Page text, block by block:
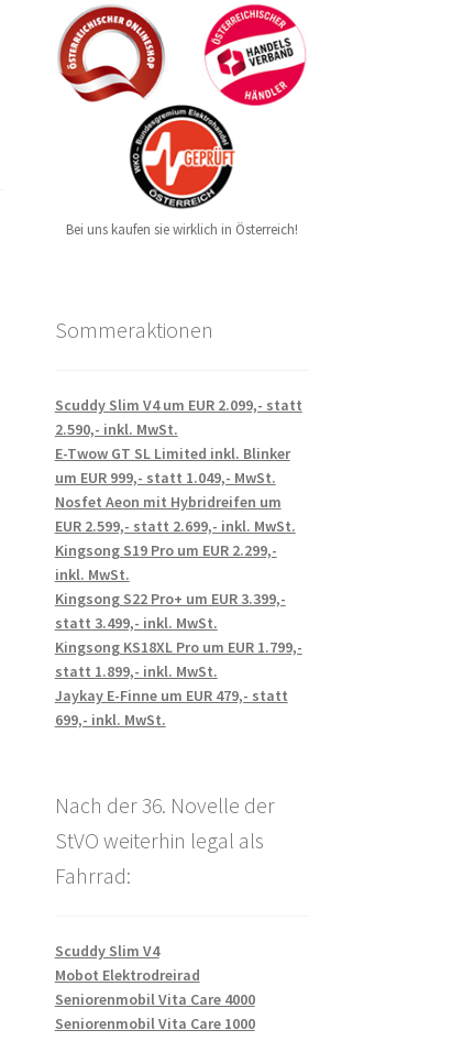
Bei uns kaufen sie wirklich in Österreich!
Sommeraktionen
Scuddy Slim V4 um EUR 2.099,- statt
2.590,- inkl. MwSt.
E-Twow GT SL Limited inkl. Blinker
um EUR 999,- statt 1.049,- MwSt.
Nosfet Aeon mit Hybridreifen um
EUR 2.599,- statt 2.699,- inkl. MwSt.
Kingsong S19 Pro um EUR 2.299,-
inkl. MwSt.
Kingsong S22 Pro+ um EUR 3.399,-
statt 3.499,- inkl. MwSt.
Kingsong KS18XL Pro um EUR 1.799,-
statt 1.899,- inkl. MwSt.
Jaykay E-Finne um EUR 479,- statt
699,- inkl. MwSt.
Nach der 36. Novelle der
StVO weiterhin legal als
Fahrrad:
Scuddy Slim V4
Mobot Elektrodreirad
Seniorenmobil Vita Care 4000
Seniorenmobil Vita Care 1000